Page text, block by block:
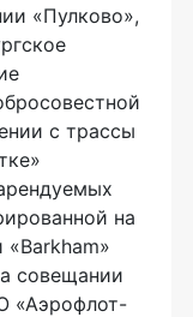
«Пулково»,
с трассы
на
совещании
«Аэрофлот-